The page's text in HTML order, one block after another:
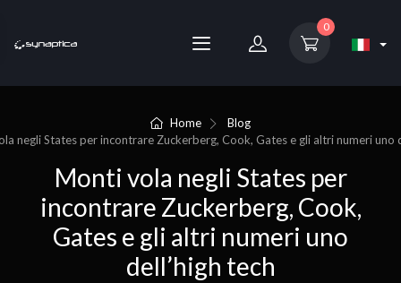
0
Home
Blog
negli States per incontrare Zuckerberg, Cook, Gates e gli altri numeri uno
Monti vola negli States per
incontrare Zuckerberg, Cook,
Gates e gli altri numeri uno
dell’high tech